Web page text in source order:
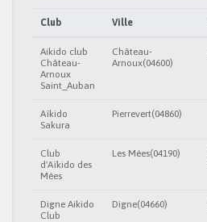
Club Ville
Aikido club
Château-
Arnoux
Saint_Auban
Château-
Arnoux(04600)
Aïkido
Sakura
Pierrevert(04860)
Club
d'Aïkido des
Mées
Les Mées(04190)
Digne Aikido
Club
Digne(04660)